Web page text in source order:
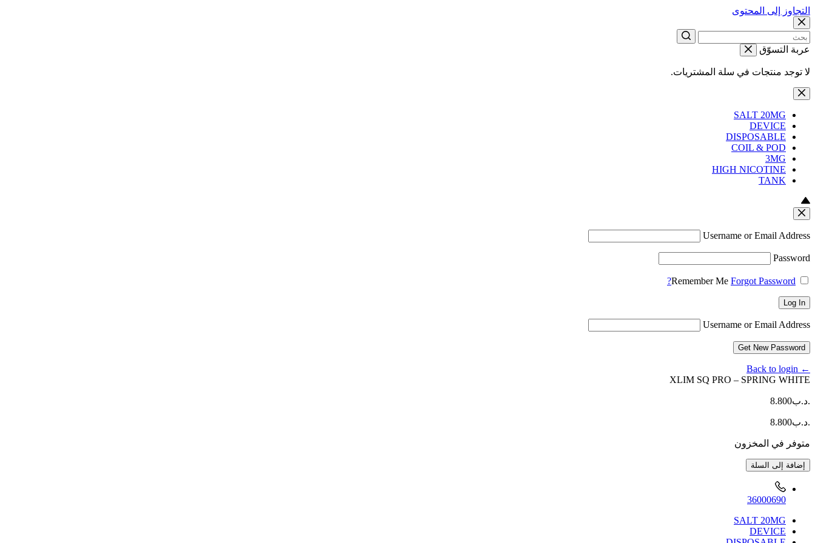
التجاوز إلى المحتوى
عربة التسوّق
لا توجد منتجات في سلة المشتريات.
SALT 20MG
DEVICE
DISPOSABLE
COIL & POD
3MG
HIGH NICOTINE
TANK
Username or Email Address
Password
Remember Me Forgot Password?
Log In
Username or Email Address
Get New Password
← Back to login
XLIM SQ PRO – SPRING WHITE
.د.ب8.800
.د.ب8.800
متوفر في المخزون
كمية
XLIM
SPRING
WHITE
إضافة إلى السلة
36000690
SALT 20MG
DEVICE